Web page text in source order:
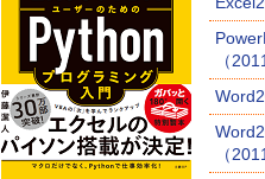
（
（